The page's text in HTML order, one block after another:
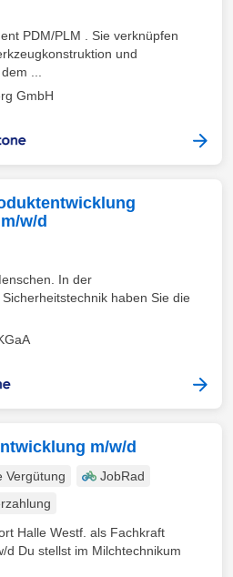
PDM/PLM . Sie verknüpfen
und
...
GmbH
w/d
In der
haben Sie die
m/w/d
Vergütung
JobRad
Halle Westf. als Fachkraft
d Du stellst im Milchtechnikum